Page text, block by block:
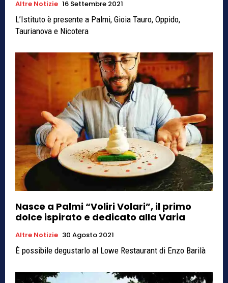
Altre Notizie 16 Settembre 2021
L’Istituto è presente a Palmi, Gioia Tauro, Oppido,
Taurianova e Nicotera
Nasce a Palmi “Voliri Volari”, il primo
dolce ispirato e dedicato alla Varia
Altre Notizie 30 Agosto 2021
È possibile degustarlo al Lowe Restaurant di Enzo Barilà